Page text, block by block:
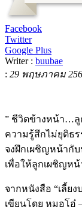
Facebook
Twitter
Google Plus
Writer : buubae
: 29 พฤษภาคม
” ชีวิตข้างหน้า…ลู
ความรู้สึกไม่ยุติธ
จงฝึกเผชิญหน้ากั
เพื่อให้ลูกเผชิญห
จากหนังสือ “เลี้ยง
เขียนโดย หมอโอ๋